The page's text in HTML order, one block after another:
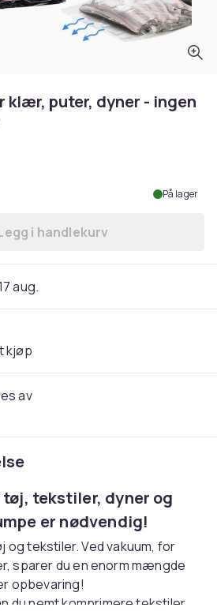
klær, puter, dyner - ingen
På lager
Legg Vakuumposer for
i handlekurv
aug.
kjøp
av
tekstiler, dyner og
er nødvendig!
og tekstiler. Ved vakuum, for
sparer du en enorm mængde
opbevaring!
du nemt komprimere tekstiler